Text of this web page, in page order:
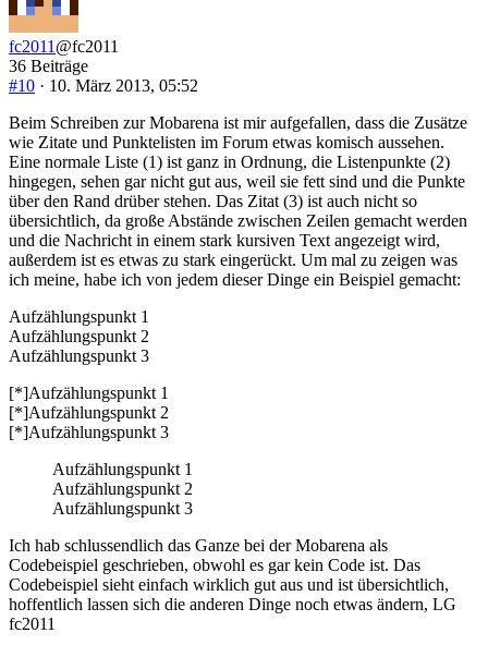
nach
unten.
nach
oben.
fc2011 @fc2011
36 Beiträge
#10 · 10. März 2013, 05:52
Beim Schreiben zur Mobarena ist mir aufgefallen, dass die Zusätze
wie Zitate und Punktelisten im Forum etwas komisch aussehen.
Eine normale Liste (1) ist ganz in Ordnung, die Listenpunkte (2)
hingegen, sehen gar nicht gut aus, weil sie fett sind und die Punkte
über den Rand drüber stehen. Das Zitat (3) ist auch nicht so
übersichtlich, da große Abstände zwischen Zeilen gemacht werden
und die Nachricht in einem stark kursiven Text angezeigt wird,
außerdem ist es etwas zu stark eingerückt. Um mal zu zeigen was
ich meine, habe ich von jedem dieser Dinge ein Beispiel gemacht:
Aufzählungspunkt 1
Aufzählungspunkt 2
Aufzählungspunkt 3
[*]Aufzählungspunkt 1
[*]Aufzählungspunkt 2
[*]Aufzählungspunkt 3
Aufzählungspunkt 1
Aufzählungspunkt 2
Aufzählungspunkt 3
Ich hab schlussendlich das Ganze bei der Mobarena als
Codebeispiel geschrieben, obwohl es gar kein Code ist. Das
Codebeispiel sieht einfach wirklich gut aus und ist übersichtlich,
hoffentlich lassen sich die anderen Dinge noch etwas ändern, LG
fc2011